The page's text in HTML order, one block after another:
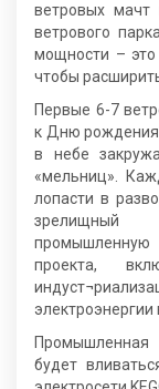
ветровых мачт
ветрового
мощности – это
чтобы
Первые 6-7
к Дню рождения
в небе
«мельниц».
лопасти в
зрелищный
промышленную
проекта,
Промышленная
будет